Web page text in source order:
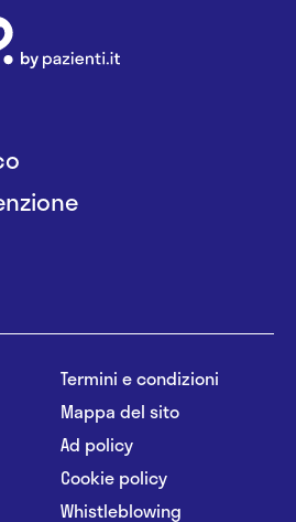
Termini e condizioni
Mappa del sito
Ad policy
Cookie policy
Whistleblowing